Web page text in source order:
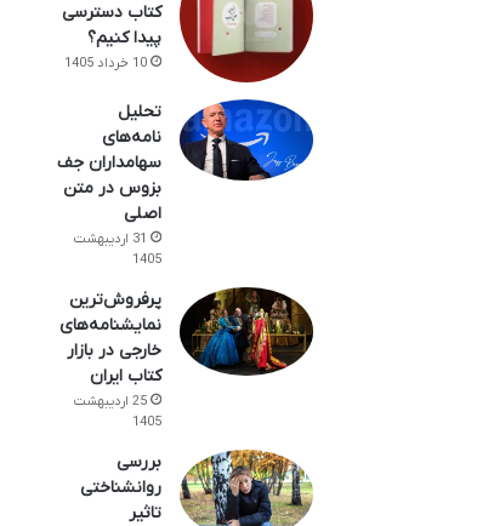
کتاب دسترسی
پیدا کنیم؟
10 خرداد 1405
تحلیل
نامه‌های
سهامداران جف
بزوس در متن
اصلی
31 اردیبهشت
1405
پرفروش‌ترین
نمایشنامه‌های
خارجی در بازار
کتاب ایران
25 اردیبهشت
1405
بررسی
روانشناختی
تاثیر